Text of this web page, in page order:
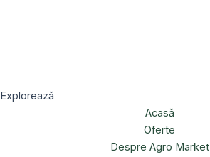
Explorează
Acasă
Oferte
Despre Agro Market